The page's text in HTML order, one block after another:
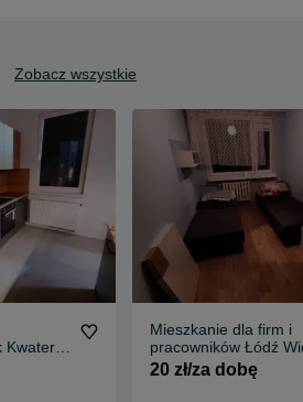
Zobacz wszystkie
Kwatery
Mieszkanie dla firm i
pracowników Łódź
Olechów Kwatery
20 zł/za dobę